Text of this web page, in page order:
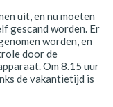
uit, en nu moeten
gescand worden. Er
worden, en
door de
Om 8.15 uur
de vakantietijd is